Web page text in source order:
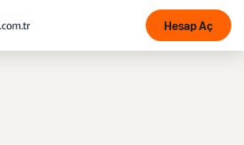
Hesap Aç